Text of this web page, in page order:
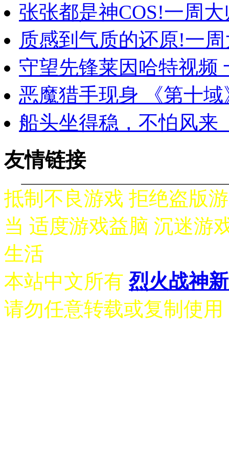
张张都是神COS!一周大
质感到气质的还原!一
守望先锋莱因哈特视频
恶魔猎手现身 《第十
船头坐得稳，不怕风来
友情链接
抵制不良游戏 拒绝盗版
当 适度游戏益脑 沉迷游
生活
本站中文所有 烈火战神
请勿任意转载或复制使用